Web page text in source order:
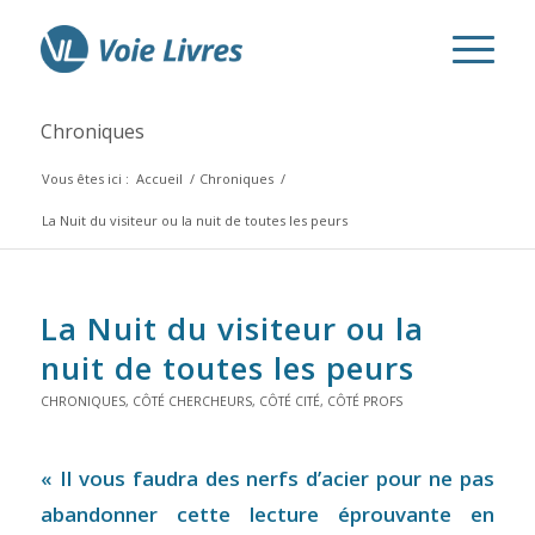
Chroniques
Vous êtes ici : Accueil / Chroniques /
La Nuit du visiteur ou la nuit de toutes les peurs
La Nuit du visiteur ou la
nuit de toutes les peurs
CHRONIQUES, CÔTÉ CHERCHEURS, CÔTÉ CITÉ, CÔTÉ PROFS
« Il vous faudra des nerfs d’acier pour ne pas
abandonner cette lecture éprouvante en